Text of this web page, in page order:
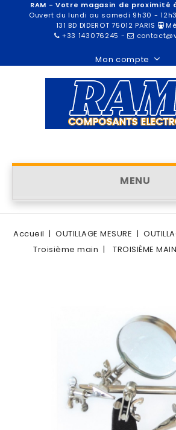
RAM - Votre magasin de proximité
Ouvert du lundi au samedi 9h30 -
131 BD DIDEROT 75012 PARIS
+33 143076245 -
Mon compte
MENU
Accueil OUTILLAGE MESURE
Troisième main
TROISIÈME